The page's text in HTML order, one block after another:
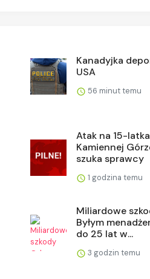
Kanadyjka
USA
56 minut temu
Atak na 15-
Kamiennej
szuka sprawcy
1 godzina temu
Miliardowe
Byłym
do 25 lat w...
3 godzin temu